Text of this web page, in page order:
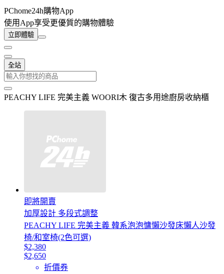
PChome24h購物App
使用App享受更優質的購物體驗
立即體驗
全站
PEACHY LIFE 完美主義 WOORI木 復古多用途廚房收納櫃
即將開賣
加厚設計 多段式調整
PEACHY LIFE 完美主義 韓系泡泡慵懶沙發床懶人沙發
椅/和室椅(2色可選)
$2,380
$2,650
折價券